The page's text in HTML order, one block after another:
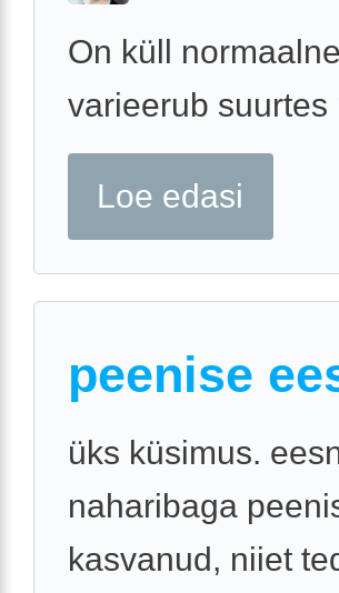
On küll
varieerub suurtes
Loe edasi
peenise
üks küsimus.
naharibaga
kasvanud, niiet